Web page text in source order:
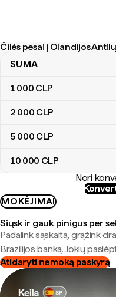
Čilės pesai į Olandijos
Čilės pesai į Olandijos
SUMA
1 000 CLP
2 000 CLP
5 000 CLP
10 000 CLP
Nori
MOKĖJIMAI
Siųsk ir gauk pinigus per
Padalink sąskaitą, grąžink
Brazilijos banką. Jokių
Atidaryti nemoką paskyrą